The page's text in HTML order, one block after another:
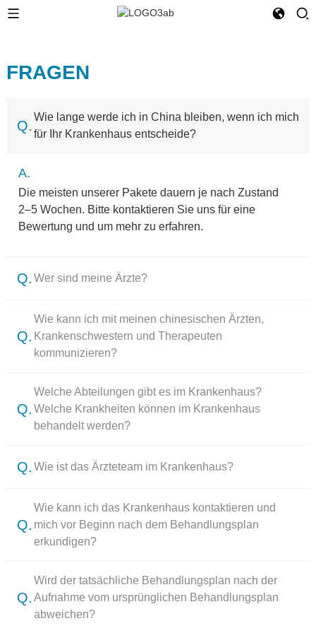
FRAGEN
Q.
Wie lange werde ich in China bleiben, wenn ich mich
für Ihr Krankenhaus entscheide?
A.
Die meisten unserer Pakete dauern je nach Zustand
2–5 Wochen. Bitte kontaktieren Sie uns für eine
Bewertung und um mehr zu erfahren.
Q. Wer sind meine Ärzte?
Q.
Wie kann ich mit meinen chinesischen Ärzten,
Krankenschwestern und Therapeuten
kommunizieren?
Q.
Welche Abteilungen gibt es im Krankenhaus?
Welche Krankheiten können im Krankenhaus
behandelt werden?
Q. Wie ist das Ärzteteam im Krankenhaus?
Q.
Wie kann ich das Krankenhaus kontaktieren und
mich vor Beginn nach dem Behandlungsplan
erkundigen?
Q.
Wird der tatsächliche Behandlungsplan nach der
Aufnahme vom ursprünglichen Behandlungsplan
abweichen?